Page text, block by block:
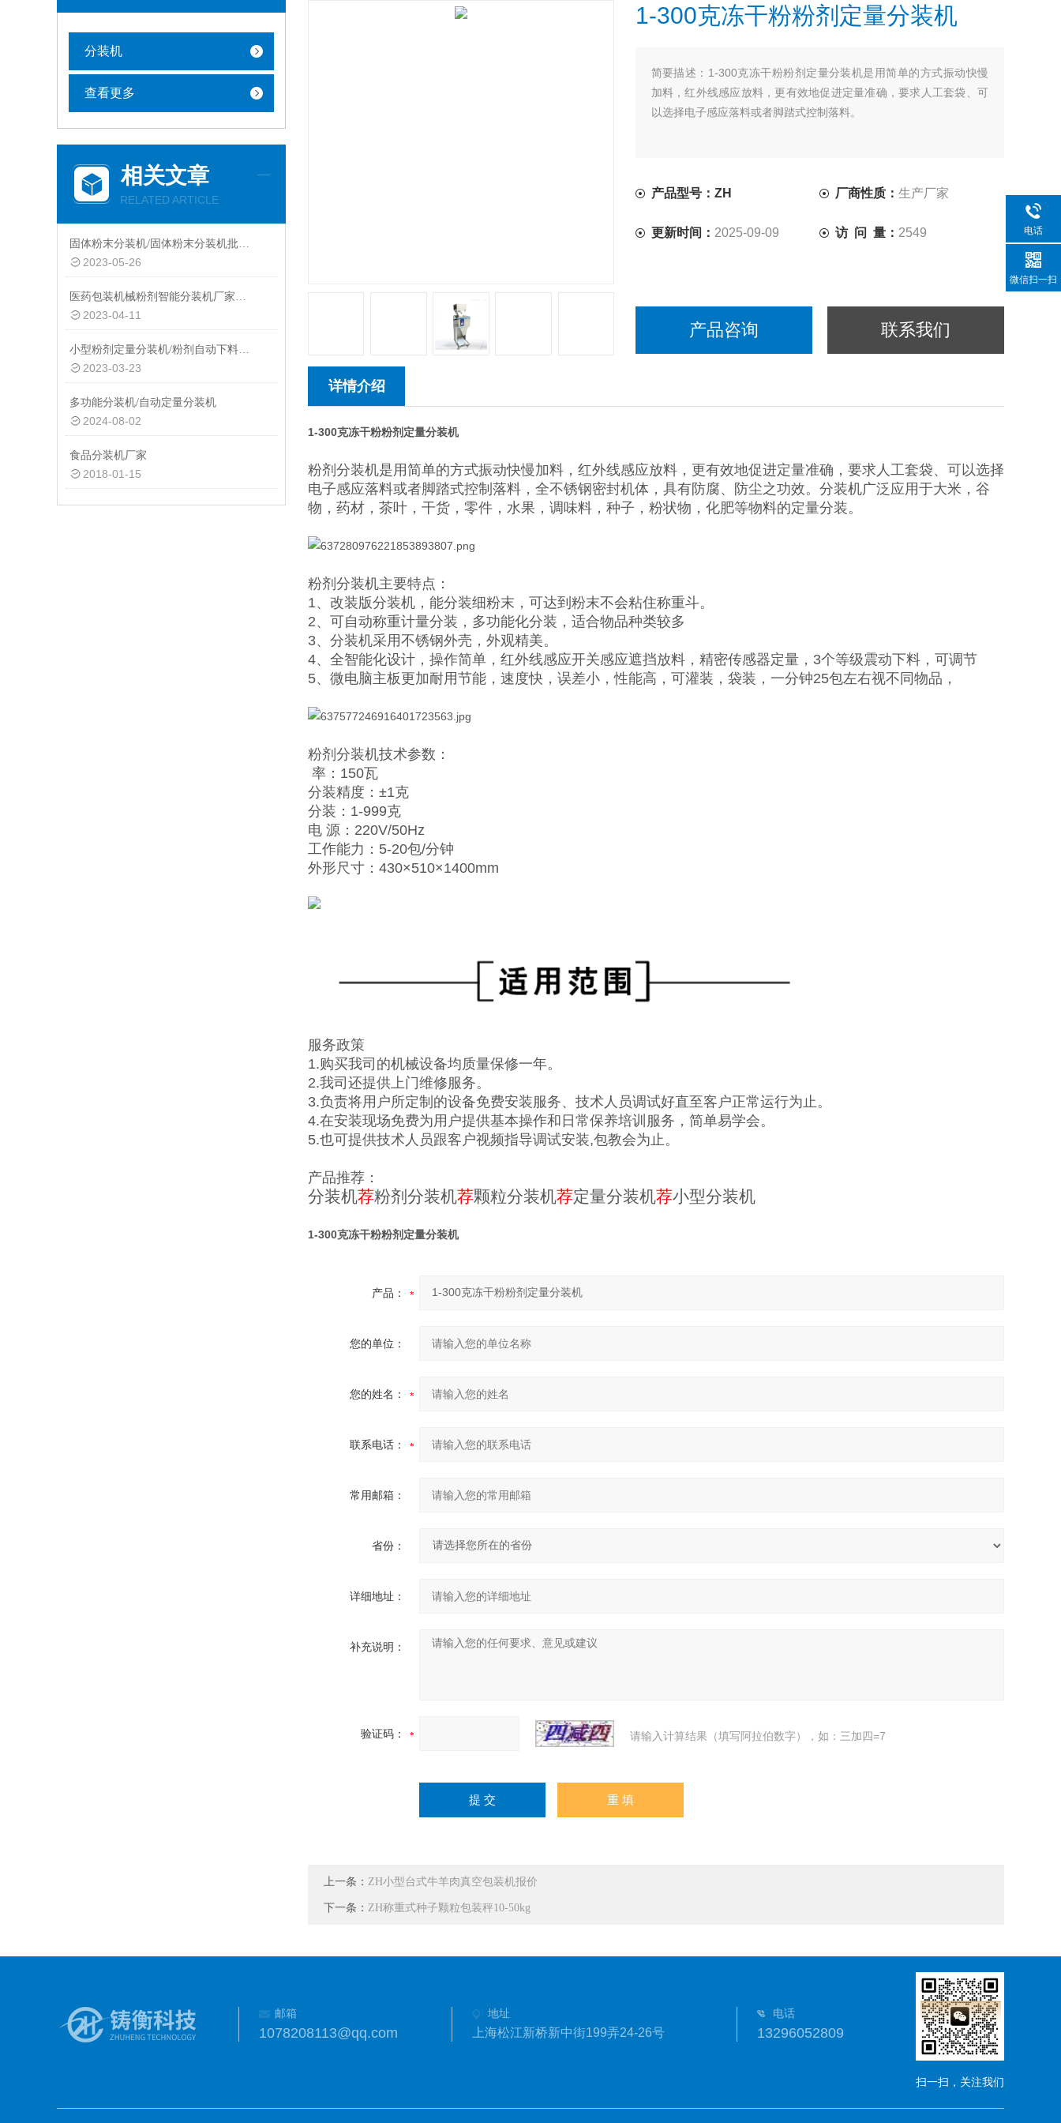
分装机
查看更多
相关文章
RELATED ARTICLE
固体粉末分装机/固体粉末分装机批发价/非标定制分装机称重
2023-05-26
医药包装机械粉剂智能分装机厂家供应
2023-04-11
小型粉剂定量分装机/粉剂自动下料分装机/定制多头称重分装机厂家供应
2023-03-23
多功能分装机/自动定量分装机
2024-08-02
食品分装机厂家
2018-01-15
1-300克冻干粉粉剂定量分装机
简要描述： ​1-300克冻干粉粉剂定量分装机是用简单的方式振动快慢
加料，红外线感应放料，更有效地促进定量准确，要求人工套袋、可
以选择电子感应落料或者脚踏式控制落料。
产品型号：ZH 厂商性质：生产厂家
更新时间： 2025-09-09 访 问 量： 2549
产品咨询 联系我们
详情介绍
1-300克冻干粉粉剂定量分装机
粉剂分装机是用简单的方式振动快慢加料，红外线感应放料，更有效地促进定量准确，要求人工套袋、可以选择
电子感应落料或者脚踏式控制落料，全不锈钢密封机体，具有防腐、防尘之功效。分装机广泛应用于大米，谷
物，药材，茶叶，干货，零件，水果，调味料，种子，粉状物，化肥等物料的定量分装。
粉剂分装机主要特点：
1、改装版分装机，能分装细粉末，可达到粉末不会粘住称重斗。
2、可自动称重计量分装，多功能化分装，适合物品种类较多
3、分装机采用不锈钢外壳，外观精美。
4、 全智能化设计，操作简单，红外线感应开关感应遮挡放料，精密传感器定量，3个等级震动下料，可调节
5、微电脑主板更加耐用节能，速度快，误差小，性能高，可灌装，袋装，一分钟25包左右视不同物品，
粉剂分装机技术参数：
率：150瓦
分装精度：±1克
分装：1-999克
电 源：220V/50Hz
工作能力：5-20包/分钟
外形尺寸：430×510×1400mm
服务政策
1.购买我司的机械设备均质量保修一年。
2.我司还提供上门维修服务。
3.负责将用户所定制的设备免费安装服务、技术人员调试好直至客户正常运行为止。
4.在安装现场免费为用户提供基本操作和日常保养培训服务，简单易学会。
5.也可提供技术人员跟客户视频指导调试安装,包教会为止。
产品推荐：
分装机荐粉剂分装机荐颗粒分装机荐定量分装机荐小型分装机
1-300克冻干粉粉剂定量分装机
产品：
您的单位：
您的姓名：
联系电话：
常用邮箱：
省份：
详细地址：
补充说明：
验证码： 请输入计算结果（填写阿拉伯数字），如：三加四=7
上一条： ZH小型台式牛羊肉真空包装机报价
下一条： ZH称重式种子颗粒包装秤10-50kg
邮箱
1078208113@qq.com
地址
上海松江新桥新中街199弄24-26号
电话
13296052809
扫一扫，关注我们
电话
微信扫一扫